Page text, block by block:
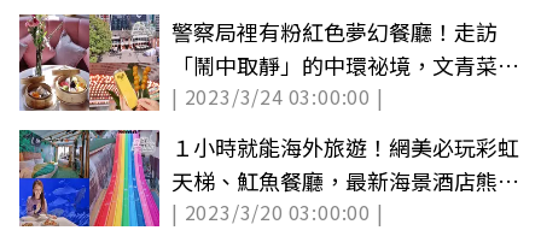
警察局裡有粉紅色夢幻餐廳！走訪
「鬧中取靜」的中環祕境，文青菜市
場打卡去
| 2023/3/24 03:00:00 |
１小時就能海外旅遊！網美必玩彩虹
天梯、魟魚餐廳，最新海景酒店熊貓
陪睡
| 2023/3/20 03:00:00 |